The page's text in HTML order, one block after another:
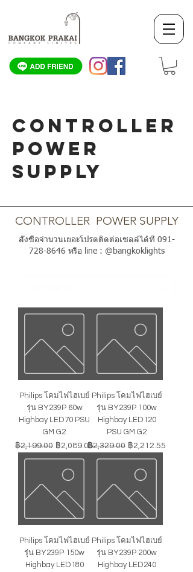
CONTROLLER
POWER
SUPPLY
CONTROLLER POWER SUPPLY
สั่งซื้อจำนวนเยอะโปรดติดต่อเซลล์ได้ที่ 091-
728-8646หรือ line : @bangkoklights
Philips โคมไฟไฮเบย์
รุ่น BY239P 60w
Highbay LED70 PSU
GM G2
ราคาปกติ
฿2,199.00 ราคาขายลด
฿2,089.05
Philips โคมไฟไฮเบย์
รุ่น BY239P 100w
Highbay LED120
PSU GM G2
ราคาปกติ
฿2,329.00 ราคาขายลด
฿2,212.55
Philips โคมไฟไฮเบย์
รุ่น BY239P 150w
Highbay LED180
Philips โคมไฟไฮเบย์
รุ่น BY239P 200w
Highbay LED240